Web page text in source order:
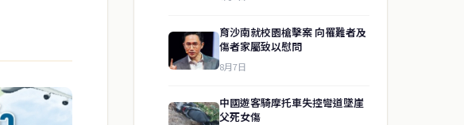
育沙南就校園槍擊案 向罹難者及
傷者家屬致以慰問
8月7日
中國遊客騎摩托車失控彎道墜崖
父死女傷